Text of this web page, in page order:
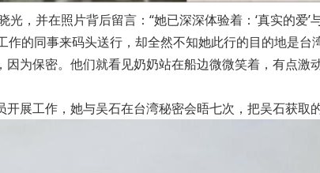
，并在照片背后留言：“她已深深体验着：‘真实的爱’
的同事来码头送行，却全然不知她此行的目的地是台
为保密。他们就看见奶奶站在船边微微笑着，有点
展工作，她与吴石在台湾秘密会晤七次，把吴石获取